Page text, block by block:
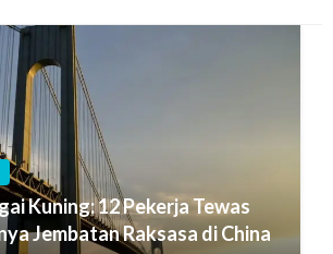
Kuning: 12 Pekerja Tewas
Jembatan Raksasa di China